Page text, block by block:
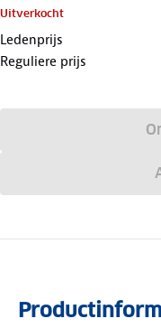
Uitverkocht
Ledenprijs
Reguliere prijs